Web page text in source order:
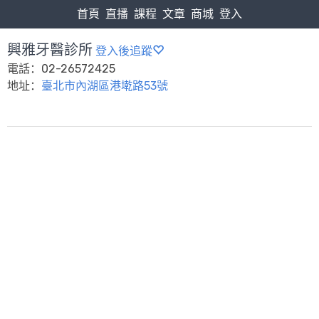
首頁 直播 課程 文章 商城 登入
興雅牙醫診所 登入後追蹤
電話：02-26572425
地址： 臺北市內湖區港墘路53號